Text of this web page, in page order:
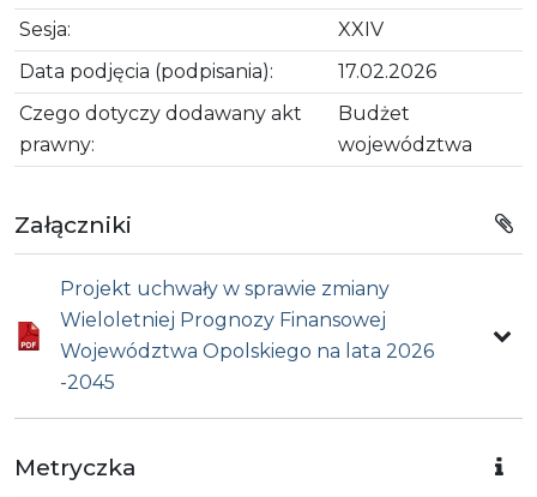
Sesja:
XXIV
Data podjęcia (podpisania):
17.02.2026
Czego dotyczy dodawany akt
prawny:
Budżet
województwa
Załączniki
Projekt uchwały w sprawie zmiany
Wieloletniej Prognozy Finansowej
Województwa Opolskiego na lata 2026
-2045
Metryczka